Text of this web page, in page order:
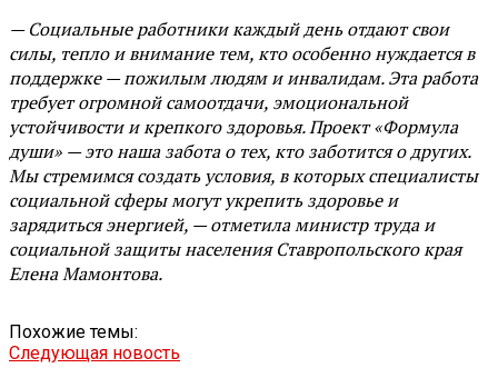
— Социальные работники каждый день отдают свои
силы, тепло и внимание тем, кто особенно нуждается в
поддержке — пожилым людям и инвалидам. Эта работа
требует огромной самоотдачи, эмоциональной
устойчивости и крепкого здоровья. Проект «Формула
души» — это наша забота о тех, кто заботится о других.
Мы стремимся создать условия, в которых специалисты
социальной сферы могут укрепить здоровье и
зарядиться энергией, — отметила министр труда и
социальной защиты населения Ставропольского края
Елена Мамонтова.
Похожие темы:
Следующая новость